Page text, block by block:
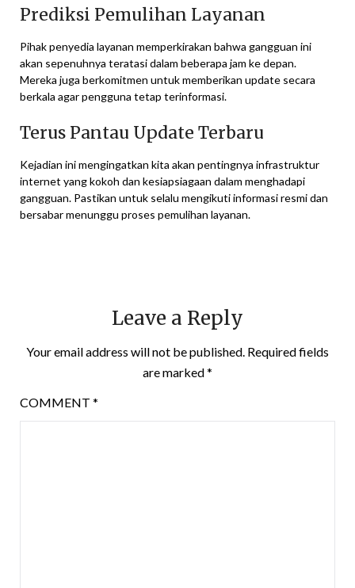
Prediksi Pemulihan Layanan
Pihak penyedia layanan memperkirakan bahwa gangguan ini
akan sepenuhnya teratasi dalam beberapa jam ke depan.
Mereka juga berkomitmen untuk memberikan update secara
berkala agar pengguna tetap terinformasi.
Terus Pantau Update Terbaru
Kejadian ini mengingatkan kita akan pentingnya infrastruktur
internet yang kokoh dan kesiapsiagaan dalam menghadapi
gangguan. Pastikan untuk selalu mengikuti informasi resmi dan
bersabar menunggu proses pemulihan layanan.
Leave a Reply
Your email address will not be published. Required fields
are marked*
COMMENT *